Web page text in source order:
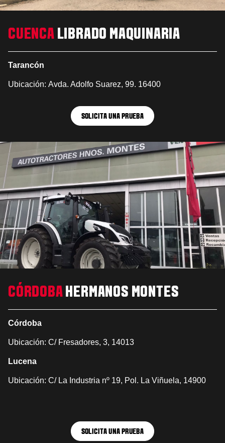
CUENCA LIBRADO MAQUINARIA
Tarancón
Ubicación: Avda. Adolfo Suarez, 99. 16400
SOLICITA UNA PRUEBA
CÓRDOBA HERMANOS MONTES
Córdoba
Ubicación: C/ Fresadores, 3, 14013
Lucena
Ubicación: C/ La Industria nº 19, Pol. La Viñuela, 14900
SOLICITA UNA PRUEBA